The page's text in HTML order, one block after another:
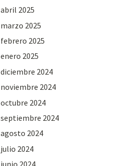
abril 2025
marzo 2025
febrero 2025
enero 2025
diciembre 2024
noviembre 2024
octubre 2024
septiembre 2024
agosto 2024
julio 2024